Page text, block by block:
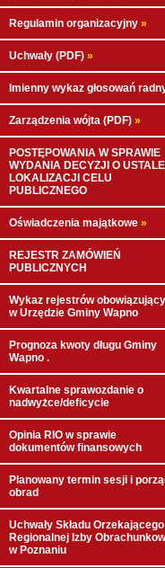
Regulamin organizacyjny »
Uchwały (PDF) »
Imienny wykaz głosowań
Zarządzenia wójta (PDF) »
POSTĘPOWANIA W SPRAWIE
WYDANIA DECYZJI O
LOKALIZACJI CELU
PUBLICZNEGO
Oświadczenia majątkowe »
REJESTR ZAMÓWIEŃ
PUBLICZNYCH
Wykaz rejestrów
w Urzędzie Gminy Wapno
Prognoza kwoty długu Gminy
Wapno .
Kwartalne sprawozdanie o
nadwyżce/deficycie
Opinia RIO w sprawie
dokumentów finansowych
Planowany termin sesji i
obrad
Uchwały Składu Orzekającego
Regionalnej Izby
w Poznaniu